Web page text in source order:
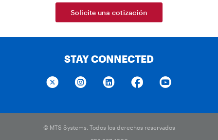
Solicite una cotización
STAY CONNECTED
© MTS Systems. Todos los derechos reservados